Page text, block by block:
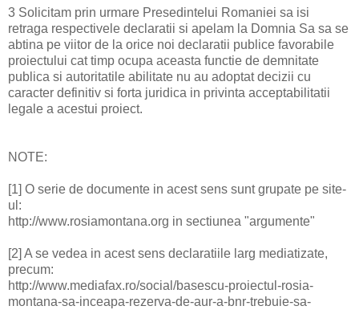
3 Solicitam prin urmare Presedintelui Romaniei sa isi
retraga respectivele declaratii si apelam la Domnia Sa sa se
abtina pe viitor de la orice noi declaratii publice favorabile
proiectului cat timp ocupa aceasta functie de demnitate
publica si autoritatile abilitate nu au adoptat decizii cu
caracter definitiv si forta juridica in privinta acceptabilitatii
legale a acestui proiect.
NOTE:
[1] O serie de documente in acest sens sunt grupate pe site-
ul:
http://www.rosiamontana.org in sectiunea "argumente"
[2] A se vedea in acest sens declaratiile larg mediatizate,
precum:
http://www.mediafax.ro/social/basescu-proiectul-rosia-
montana-sa-inceapa-rezerva-de-aur-a-bnr-trebuie-sa-